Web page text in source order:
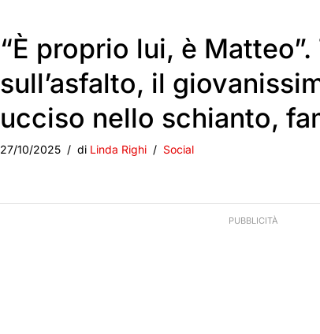
“È proprio lui, è
sull’asfalto, il
ucciso nello schianto,
27/10/2025 di Linda Righi Social